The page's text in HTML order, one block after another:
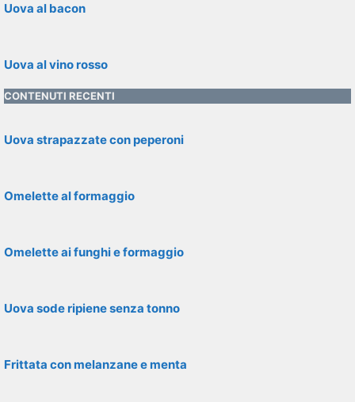
Uova al bacon
Uova al vino rosso
CONTENUTI RECENTI
Uova strapazzate con peperoni
Omelette al formaggio
Omelette ai funghi e formaggio
Uova sode ripiene senza tonno
Frittata con melanzane e menta